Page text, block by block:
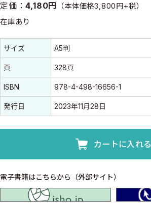
定価：4,180円 （本体価格3,800円+税）
在庫あり
書誌情報
書誌情報
サイズ A5判
頁 328頁
ISBN 978-4-498-16656-1
発行日 2023年11月28日
カートに入れる
電子書籍はこちらから（外部サイト）